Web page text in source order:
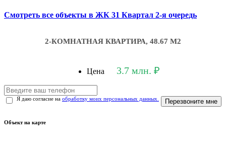
Смотреть все объекты в ЖК 31 Квартал 2-я очередь
2-КОМНАТНАЯ КВАРТИРА, 48.67 М2
Цена 3.7 млн. ₽
Я даю согласие на обработку моих персональных данных. Перезвоните мне
Объект на карте